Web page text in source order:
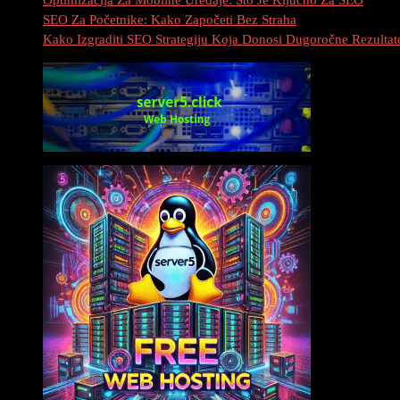
SEO Za Početnike: Kako Započeti Bez Straha
Kako Izgraditi SEO Strategiju Koja Donosi Dugoročne